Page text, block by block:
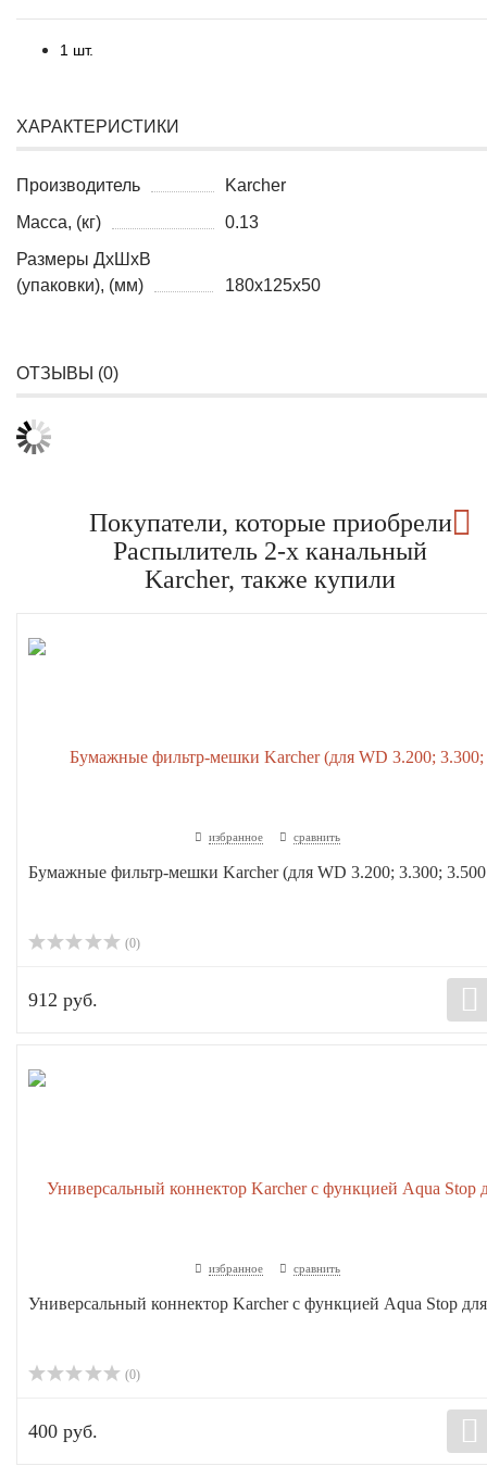
1 шт.
ХАРАКТЕРИСТИКИ
Производитель
Karcher
Масса, (кг)
0.13
Размеры ДхШхВ
(упаковки), (мм)
180x125x50
ОТЗЫВЫ (0)
Покупатели, которые приобрели
Распылитель 2-х канальный
Karcher, также купили
избранное сравнить
Бумажные фильтр-мешки Karcher (для WD 3.200; 3.300;
(0)
912 руб.
избранное сравнить
Универсальный коннектор Karcher с функцией Aqua Stop
(0)
400 руб.